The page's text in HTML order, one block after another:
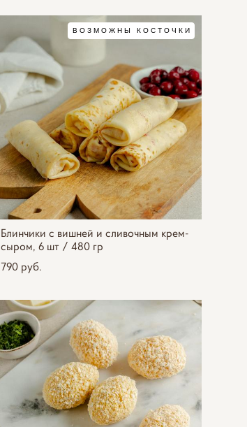
ВОЗМОЖНЫ КОСТОЧКИ
Блинчики с вишней и сливочным крем-
сыром, 6 шт / 480 гр
790 pуб.